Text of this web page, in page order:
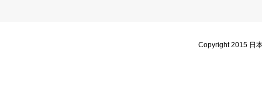
Copyright 2015 日